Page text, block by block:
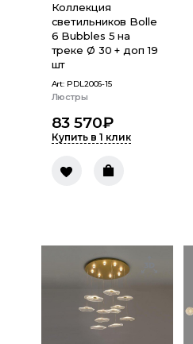
Коллекция
светильников Bolle
6 Bubbles 5 на
треке Ø 30 + доп 19
шт
Art: PDL2006-15
Люстры
83 570₽
Купить в 1 клик